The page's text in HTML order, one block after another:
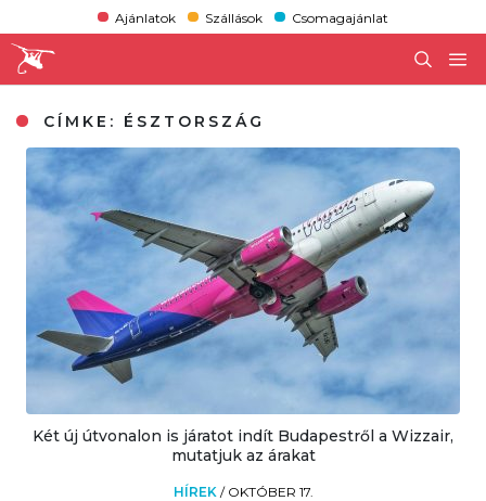
Ajánlatok Szállások Csomagajánlat
CÍMKE: ÉSZTORSZÁG
Két új útvonalon is járatot indít Budapestről a Wizzair,
mutatjuk az árakat
HÍREK / OKTÓBER 17.